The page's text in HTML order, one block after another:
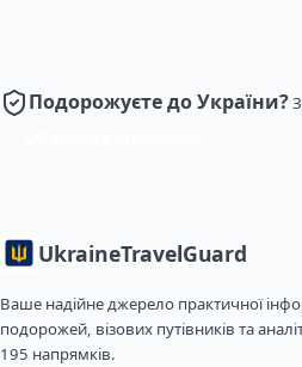
Подорожуєте до України?
UkraineTravelGuard
Ваше надійне джерело практичної
подорожей, візових путівників та
195 напрямків.